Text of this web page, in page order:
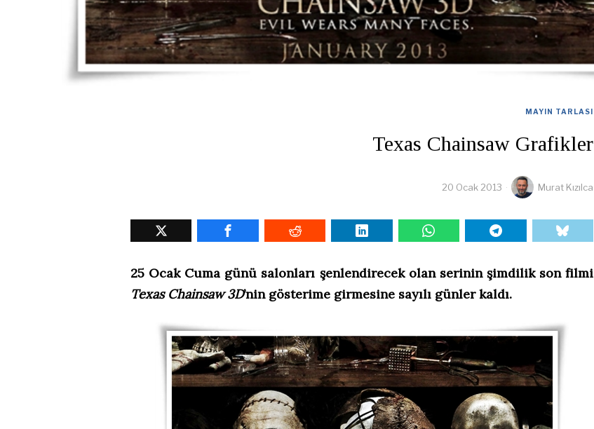
MAYIN TARLASI
Texas Chainsaw Grafikler
20 Ocak 2013 Murat Kızılca
25 Ocak Cuma günü salonları şenlendirecek olan serinin şimdilik son filmi
Texas Chainsaw 3D’nin gösterime girmesine sayılı günler kaldı.